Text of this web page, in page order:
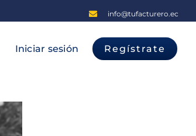
info@tufacturero.ec
Iniciar sesión Regístrate